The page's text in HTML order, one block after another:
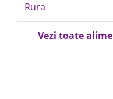
Rura
Vezi toate